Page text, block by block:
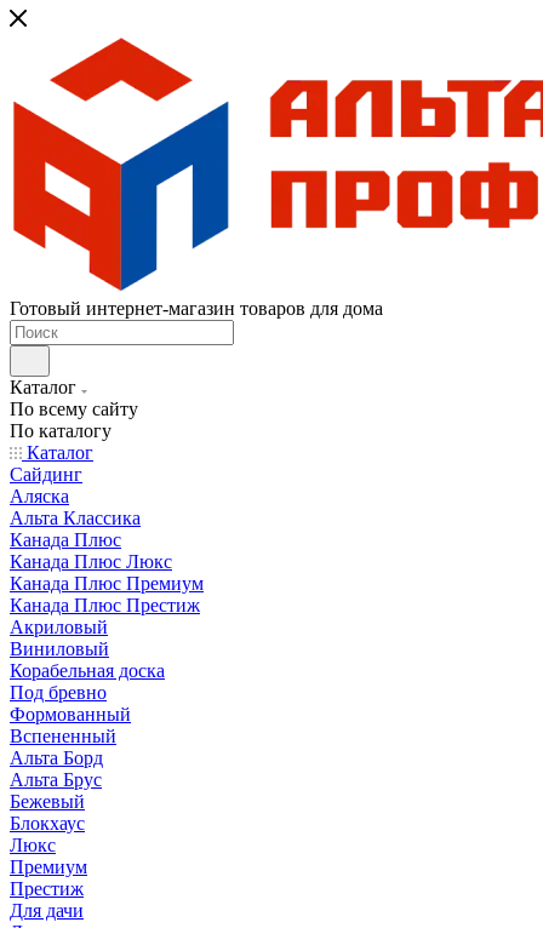
Готовый интернет-магазин товаров для дома
Каталог
По всему сайту
По каталогу
Каталог
Сайдинг
Аляска
Альта Классика
Канада Плюс
Канада Плюс Люкс
Канада Плюс Премиум
Канада Плюс Престиж
Акриловый
Виниловый
Корабельная доска
Под бревно
Формованный
Вспененный
Альта Борд
Альта Брус
Бежевый
Блокхаус
Люкс
Премиум
Престиж
Для дачи